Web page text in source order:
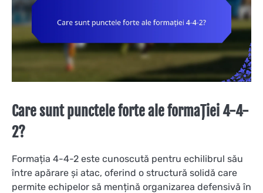
Care sunt punctele forte ale formației 4-4-
2?
Formația 4-4-2 este cunoscută pentru echilibrul său
între apărare și atac, oferind o structură solidă care
permite echipelor să mențină organizarea defensivă în